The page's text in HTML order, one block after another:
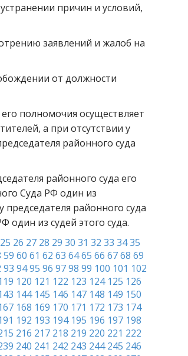
причин и условий,
заявлений и жалоб на
от должности
полномочия осуществляет
а при отсутствии у
районного суда
районного суда его
Суда РФ один из
председателя районного суда
из судей этого суда.
25 26 27 28 29 30 31 32 33 3435
59 60 61 62 63 6465 66 6768 69
93 9495 96 9798 99 100 101 102
120 121 122 123 124 125 126
144 145 146 147 148 149 150
168 169 170 171 172 173 174
192 193 194 195 196 197 198
216 217 218 219 220 221 222
240 241 242 243 244 245 246